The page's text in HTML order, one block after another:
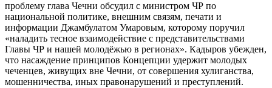
проблему глава Чечни обсудил с министром ЧР по
национальной политике, внешним связям, печати и
информации Джамбулатом Умаровым, которому поручил
«наладить тесное взаимодействие с представительствами
Главы ЧР и нашей молодёжью в регионах». Кадыров убежден,
что насаждение принципов Концепции удержит молодых
чеченцев, живущих вне Чечни, от совершения хулиганства,
мошенничества, иных правонарушений и преступлений.